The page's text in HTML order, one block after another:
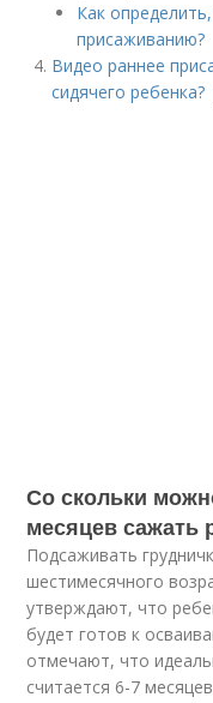
Как
присаживанию?
Видео раннее
сидячего
Со скольки
месяцев сажать
Подсаживать
шестимесячного
утверждают, что
будет готов к
отмечают, что
считается 6-7